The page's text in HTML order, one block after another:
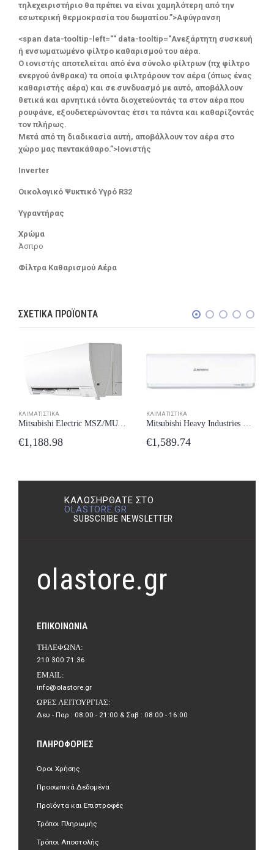
τηλεχειριστήριο θα πρέπει να είναι χαμηλότερη από την
εσωτερική θερμοκρασία του δωματίου.”>Αφύγρανση
<span data-tooltip-left="" data-tooltip="Ανεξάρτητη συσκευή
ή ενσωματωμένο φίλτρο καθαρισμού του αέρα.
Ο ιονιστής αποτελείται από ένα σύνολο φίλτρων (πχ φίλτρο
ενεργού άνθρακα) τα οποία φιλτράρουν τον αέρα (όπως ένας
καθαριστής αέρα) και σε συνδυασμό με αυτό, αποβάλλουν
θετικά και αρνητικά ιόντα διοχετεύοντάς τα στον αέρα που
ρουφάνε, εξουδετερώνοντας έτσι τα πάντα και καθαρίζοντάς
τον πλήρως.
Μετά από τη διαδικασία αυτή, αποβάλλουν τον αέρα στο
χώρο μας πεντακάθαρο.”>Ιονιστής
Inverter
Οικολογικό Ψυκτικό Υγρό R32
Υγραντήρας
Χρώμα
Άσπρο
Φίλτρα Καθαρισμού Αέρα
ΣΧΕΤΙΚΆ ΠΡΟΪΌΝΤΑ
ΚΛΙΜΑΤΙΣΤΙΚΆ
Mitsubishi Electric MSZ/MUZ-FH25VE Κλιματιστικό Inverter 9000 BTU A+++/A+++ με Ιονιστή και Wi-Fi New Model 2024
€1,188.98
ΚΛΙΜΑΤΙΣΤΙΚΆ
Mitsubishi Heavy Industries SRK/SRK-35ZJX-S Κλιματιστικό Inverter 12000 BTU A++/A+ με Ιονιστή New Model 2024
€1,589.74
ΚΑΛΩΣΉΡΘΑΤΕ ΣΤΟ
OLASTORE.GR
SUBSCRIBE NEWSLETTER
olastore.gr
ΕΠΙΚΟΙΝΩΝΊΑ
ΤΗΛΈΦΩΝΑ:
210 300 71 36
EMAIL:
info@olastore.gr
ΏΡΕΣ ΛΕΙΤΟΥΡΓΊΑΣ:
Δευ - Παρ : 08:00 - 21:00 & Σαβ : 08:00 - 16:00
ΠΛΗΡΟΦΟΡΊΕΣ
Όροι Χρήσης
Προσωπικά Δεδομένα
Προϊόντα και Επιστροφές
Τρόποι Πληρωμής
Τρόποι Αποστολής